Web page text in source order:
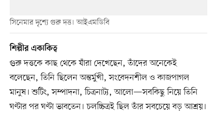
সিনেমার দৃশ্যে গুরু দত্ত। আইএমডিবি
শিল্পীর একাকিত্ব
গুরু দত্তকে কাছ থেকে যাঁরা দেখেছেন, তাঁদের অনেকেই
বলেছেন, তিনি ছিলেন অন্তর্মুখী, সংবেদনশীল ও কাজপাগল
মানুষ। শুটিং, সম্পাদনা, চিত্রনাট্য, আলো—সবকিছু নিয়ে তিনি
ঘণ্টার পর ঘণ্টা ভাবতেন। চলচ্চিত্রই ছিল তাঁর সবচেয়ে বড় আশ্রয়।